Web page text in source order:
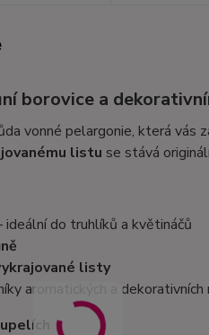
borovice a
vonné pelargonie, která vás
listu se stává
do truhlíků a květináčů
listy
aromatických a